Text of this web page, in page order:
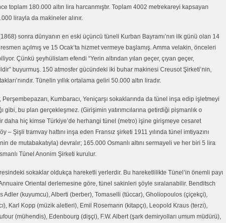
toplam 180.000 altın lira harcanmıştır. Toplam 4002 metrekareyi kapsayan
lirayla da makineler alınır.
sonra dünyanın en eski üçüncü tüneli Kurban Bayramı’nın ilk günü olan 14
açılmış ve 15 Ocak’ta hizmet vermeye başlamış. Amma velakin, önceleri
Çünkü şeyhülislam efendi “Yerin altından yılan geçer, çıyan geçer,
buyurmuş. 150 atmosfer gücündeki iki buhar makinesi Creusot Şirketi’nin,
Tünelin yıllık ortalama geliri 50.000 altın liradır.
Kumbaracı, Yeniçarşı sokaklarında da tünel inşa edip işletmeyi
gibi, bu plan gerçekleşmez. (Girişimin yatırımcılarına getirdiği pişmanlık o
daha hiç kimse Türkiye’de herhangi tünel (metro) işine girişmeye cesaret
– Şişli tramvay hattını inşa eden Fransız şirketi 1911 yılında tünel imtiyazını
de mutabakatıyla) devralır; 165.000 Osmanlı altını sermayeli ve her biri 5 lira
Tünel Anonim Şirketi kurulur.
sokaklar oldukça hareketli yerlerdir. Bu hareketlilikte Tünel’in önemli payı
Oriental derlemesine göre, tünel sakinleri şöyle sıralanabilir. Benditsch
Adler (kuyumcu), Alberti (berber), Tomaselli (tüccar), Gholiopoulos (çiçekçi),
Karl Kopp (müzik aletleri), Emil Rosemann (kitapçı), Leopold Kraus (terzi),
(mühendis), Edenbourg (dişçi), F.W. Albert (şark demiryolları umum müdürü),